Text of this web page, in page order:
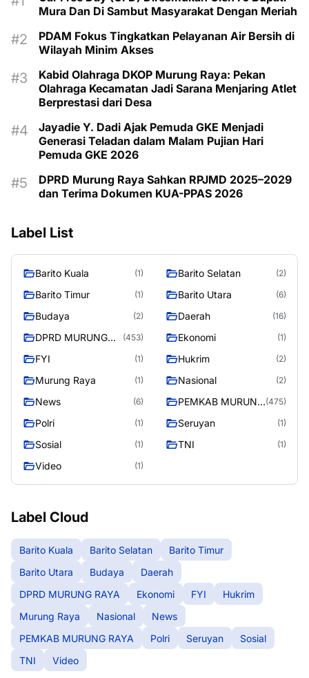
Mura Dan Di Sambut Masyarakat Dengan Meriah
PDAM Fokus Tingkatkan Pelayanan Air Bersih di
Wilayah Minim Akses
Kabid Olahraga DKOP Murung Raya: Pekan
Olahraga Kecamatan Jadi Sarana Menjaring Atlet
Berprestasi dari Desa
Jayadie Y. Dadi Ajak Pemuda GKE Menjadi
Generasi Teladan dalam Malam Pujian Hari
Pemuda GKE 2026
DPRD Murung Raya Sahkan RPJMD 2025–2029
dan Terima Dokumen KUA-PPAS 2026
Label List
Barito Kuala (1) Barito Selatan (2)
Barito Timur (1) Barito Utara (6)
Budaya (2) Daerah (16)
DPRD MURUNG
(453) Ekonomi (1)
FYI (1) Hukrim (2)
Murung Raya (1) Nasional (2)
News (6)
PEMKAB MURUNG (475)
Polri (1) Seruyan (1)
Sosial (1) TNI (1)
Video (1)
Label Cloud
Barito Kuala Barito Selatan
Barito Timur
Barito Utara
Budaya
Daerah
DPRD MURUNG RAYA
Ekonomi FYI
Hukrim
Murung Raya
Nasional
News
PEMKAB MURUNG RAYA
Polri Seruyan
Sosial
TNI
Video